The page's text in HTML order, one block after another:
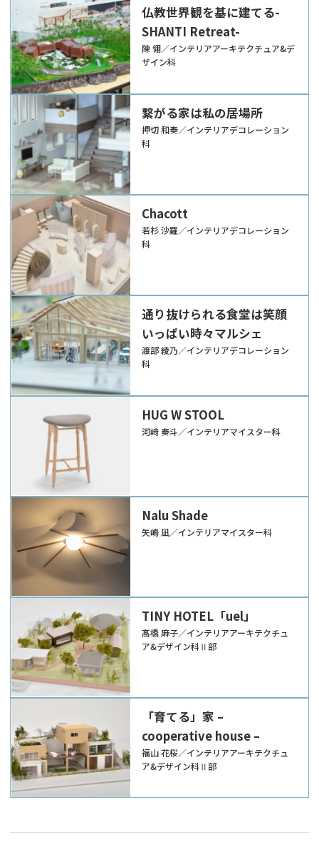
仏教世界観を基に建てる-
SHANTI Retreat-
陳 翎／インテリアアーキテクチュア&デ
ザイン科
繋がる家は私の居場所
押切 和奏／インテリアデコレーション
科
Chacott
若杉 沙羅／インテリアデコレーション
科
通り抜けられる食堂は笑顔
いっぱい時々マルシェ
渡部 綾乃／インテリアデコレーション
科
HUG W STOOL
河﨑 奏斗／インテリアマイスター科
Nalu Shade
矢嶋 凪／インテリアマイスター科
TINY HOTEL「uel」
髙橋 麻子／インテリアアーキテクチュ
ア&デザイン科Ⅱ部
「育てる」家 –
cooperative house –
福山 花桜／インテリアアーキテクチュ
ア&デザイン科Ⅱ部